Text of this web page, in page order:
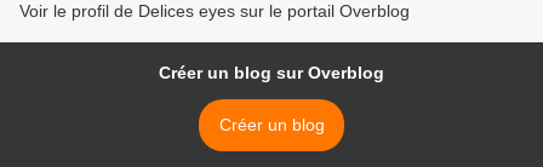
Voir le profil de Delices eyes sur le portail Overblog
Créer un blog sur Overblog
Créer un blog